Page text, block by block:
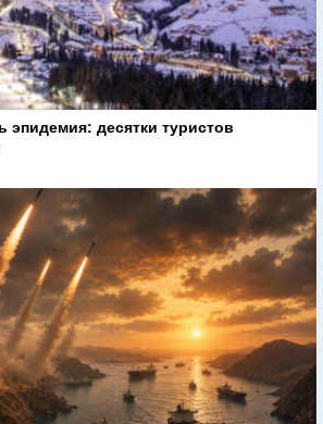
эпидемия: десятки туристов